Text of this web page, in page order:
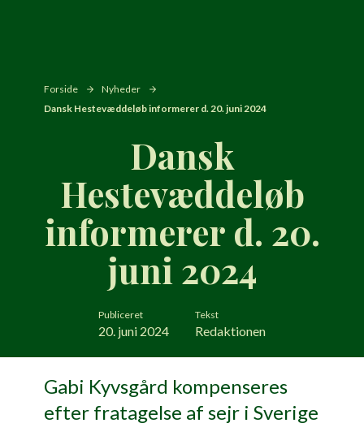
Forside
Nyheder
Dansk Hestevæddeløb informerer d. 20. juni 2024
Dansk
Hestevæddeløb
informerer d. 20.
juni 2024
Publiceret
20. juni 2024
Tekst
Redaktionen
Gabi Kyvsgård kompenseres
efter fratagelse af sejr i Sverige